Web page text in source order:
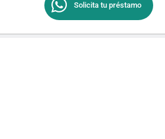
Solicita tu préstamo